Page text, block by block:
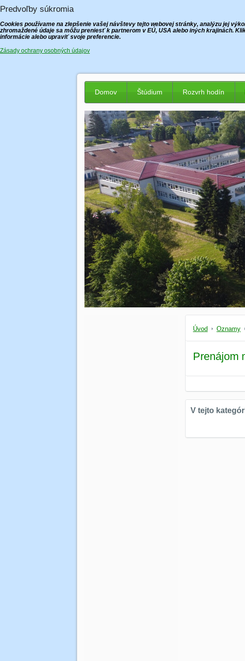
Domov Štúdium Rozvrh hodín
Úvod Oznamy
Prenájom
Predvoľby súkromia
Cookies používame na zlepšenie vašej návštevy tejto webovej stránky, analýzu jej
zhromaždené údaje sa môžu preniesť k partnerom v EÚ, USA alebo iných krajinách.
informácie alebo upraviť svoje preferencie.
Zásady ochrany osobných údajov